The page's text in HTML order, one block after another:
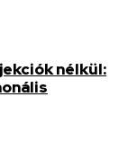
nélkül: